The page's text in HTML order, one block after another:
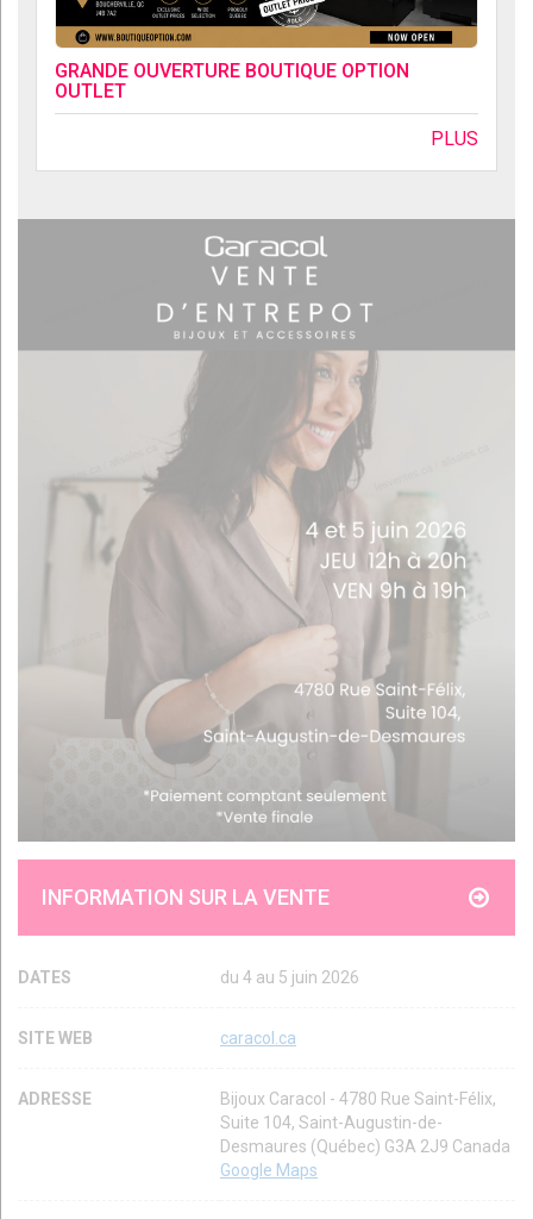
GRANDE OUVERTURE BOUTIQUE OPTION
OUTLET
PLUS
INFORMATION SUR LA VENTE
DATES du 4 au 5 juin 2026
SITE WEB caracol.ca
ADRESSE
Bijoux Caracol - 4780 Rue Saint-Félix,
Suite 104, Saint-Augustin-de-
Desmaures (Québec) G3A 2J9 Canada
Google Maps